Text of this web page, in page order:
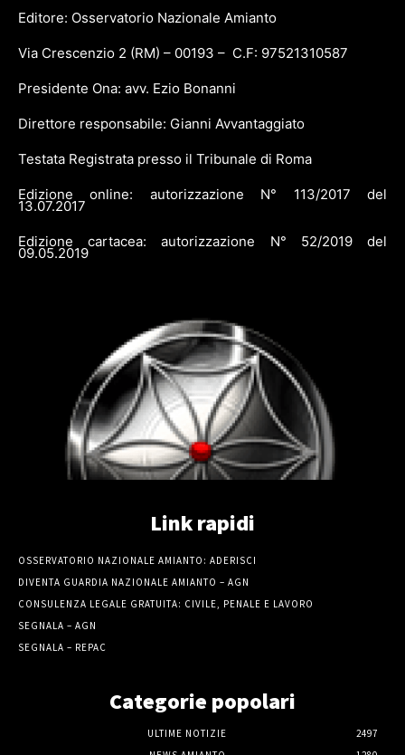
Editore: Osservatorio Nazionale Amianto
Via Crescenzio 2 (RM) – 00193 – C.F: 97521310587
Presidente Ona: avv. Ezio Bonanni
Direttore responsabile: Gianni Avvantaggiato
Testata Registrata presso il Tribunale di Roma
Edizione online: autorizzazione N° 113/2017 del
13.07.2017
Edizione cartacea: autorizzazione N° 52/2019 del
09.05.2019
Link rapidi
OSSERVATORIO NAZIONALE AMIANTO: ADERISCI
DIVENTA GUARDIA NAZIONALE AMIANTO – AGN
CONSULENZA LEGALE GRATUITA: CIVILE, PENALE E LAVORO
SEGNALA – AGN
SEGNALA – REPAC
Categorie popolari
ULTIME NOTIZIE
2497